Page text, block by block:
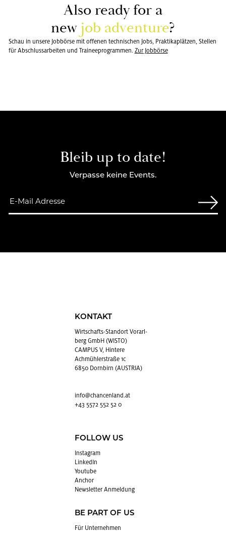
Also ready for a
new job ad­ven­ture?
Schau in unsere Jobbörse mit offenen technischen Jobs, Praktikaplätzen, Stellen
für Abschlussarbeiten und Traineeprogrammen. Zur Job­bör­se
Bleib up to date!
Verpasse keine Events.
KONTAKT
Wirt­schafts-Stand­ort Vor­arl­
berg GmbH (WISTO)
CAMPUS V, Hintere
Achmühlerstraße 1c
6850 Dornbirn (AUSTRIA)
info@​chancenland.​at
+43 5572 552 52 0
FOLLOW US
In­sta­gram
Lin­kedIn
You­tube
An­chor
News­let­ter An­mel­dung
BE PART OF US
Für Un­ter­neh­men